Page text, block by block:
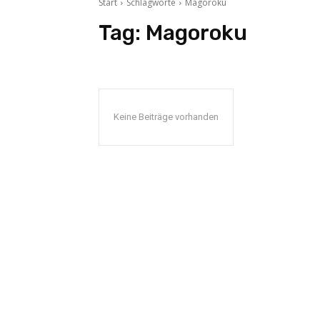
Start Schlagworte Magoroku
Tag: Magoroku
Keine Beiträge vorhanden